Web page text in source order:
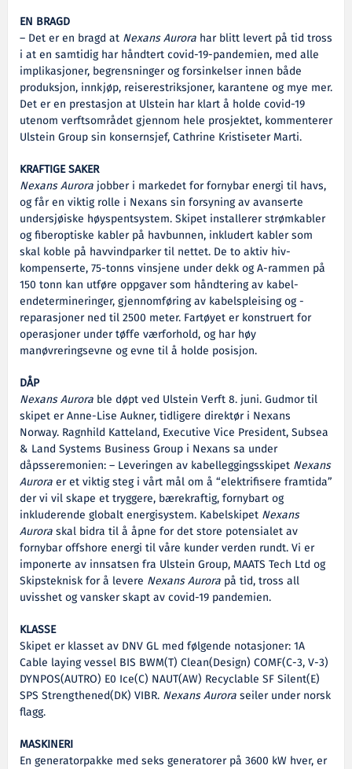
EN BRAGD
– Det er en bragd at Nexans Aurora har blitt levert på tid tross
i at en samtidig har håndtert covid-19-pandemien, med alle
implikasjoner, begrensninger og forsinkelser innen både
produksjon, innkjøp, reiserestriksjoner, karantene og mye mer.
Det er en prestasjon at Ulstein har klart å holde covid-19
utenom verftsområdet gjennom hele prosjektet, kommenterer
Ulstein Group sin konsernsjef, Cathrine Kristiseter Marti.
KRAFTIGE SAKER
Nexans Aurorajobber i markedet for fornybar energi til havs,
og får en viktig rolle i Nexans sin forsyning av avanserte
undersjøiske høyspentsystem. Skipet installerer strømkabler
og fiberoptiske kabler på havbunnen, inkludert kabler som
skal koble på havvindparker til nettet. De to aktiv hiv-
kompenserte, 75-tonns vinsjene under dekk og A-rammen på
150 tonn kan utføre oppgaver som håndtering av kabel-
endetermineringer, gjennomføring av kabelspleising og -
reparasjoner ned til 2500 meter. Fartøyet er konstruert for
operasjoner under tøffe værforhold, og har høy
manøvreringsevne og evne til å holde posisjon.
DÅP
Nexans Aurora ble døpt ved Ulstein Verft 8. juni. Gudmor til
skipet er Anne-Lise Aukner, tidligere direktør i Nexans
Norway. Ragnhild Katteland, Executive Vice President, Subsea
& Land Systems Business Group i Nexans sa under
dåpsseremonien: – Leveringen av kabelleggingsskipet Nexans
Auroraer et viktig steg i vårt mål om å “elektrifisere framtida”
der vi vil skape et tryggere, bærekraftig, fornybart og
inkluderende globalt energisystem. Kabelskipet Nexans
Auroraskal bidra til å åpne for det store potensialet av
fornybar offshore energi til våre kunder verden rundt. Vi er
imponerte av innsatsen fra Ulstein Group, MAATS Tech Ltd og
Skipsteknisk for å levere Nexans Aurora på tid, tross all
uvisshet og vansker skapt av covid-19 pandemien.
KLASSE
Skipet er klasset av DNV GL med følgende notasjoner: 1A
Cable laying vessel BIS BWM(T) Clean(Design) COMF(C-3, V-3)
DYNPOS(AUTRO) E0 Ice(C) NAUT(AW) Recyclable SF Silent(E)
SPS Strengthened(DK) VIBR. Nexans Auroraseiler under norsk
flagg.
MASKINERI
En generatorpakke med seks generatorer på 3600 kW hver, er